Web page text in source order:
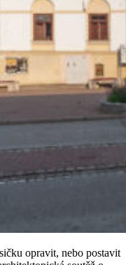
opravit, nebo postavit